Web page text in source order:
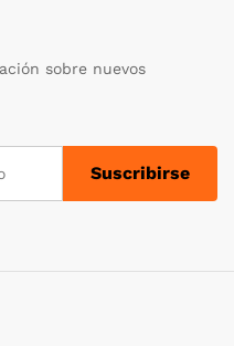
sobre nuevos